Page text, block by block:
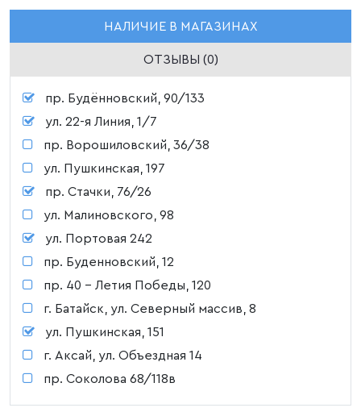
НАЛИЧИЕ В МАГАЗИНАХ
ОТЗЫВЫ (0)
пр. Будённовский, 90/133
ул. 22-я Линия, 1/7
пр. Ворошиловский, 36/38
ул. Пушкинская, 197
пр. Стачки, 76/26
ул. Малиновского, 98
ул. Портовая 242
пр. Буденновский, 12
пр. 40 - Летия Победы, 120
г. Батайск, ул. Северный массив, 8
ул. Пушкинская, 151
г. Аксай, ул. Объездная 14
пр. Соколова 68/118в